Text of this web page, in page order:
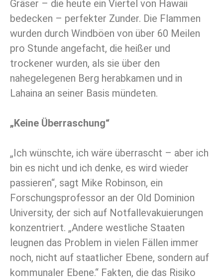
Gräser – die heute ein Viertel von Hawaii
bedecken – perfekter Zunder. Die Flammen
wurden durch Windböen von über 60 Meilen
pro Stunde angefacht, die heißer und
trockener wurden, als sie über den
nahegelegenen Berg herabkamen und in
Lahaina an seiner Basis mündeten.
„Keine Überraschung“
„Ich wünschte, ich wäre überrascht – aber ich
bin es nicht und ich denke, es wird wieder
passieren“, sagt Mike Robinson, ein
Forschungsprofessor an der Old Dominion
University, der sich auf Notfallevakuierungen
konzentriert. „Andere westliche Staaten
leugnen das Problem in vielen Fällen immer
noch, nicht auf staatlicher Ebene, sondern auf
kommunaler Ebene.“ Fakten, die das Risiko